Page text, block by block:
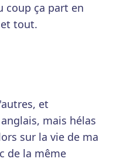
coup ça part en
et tout.
et
mais hélas
sur la vie de ma
de la même